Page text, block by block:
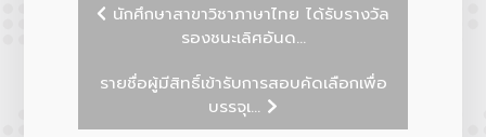
นักศึกษาสาขาวิชาภาษาไทย ได้รับรางวัล
รองชนะเลิศอันด...
รายชื่อผู้มีสิทธิ์เข้ารับการสอบคัดเลือกเพื่อ
บรรจุเ...